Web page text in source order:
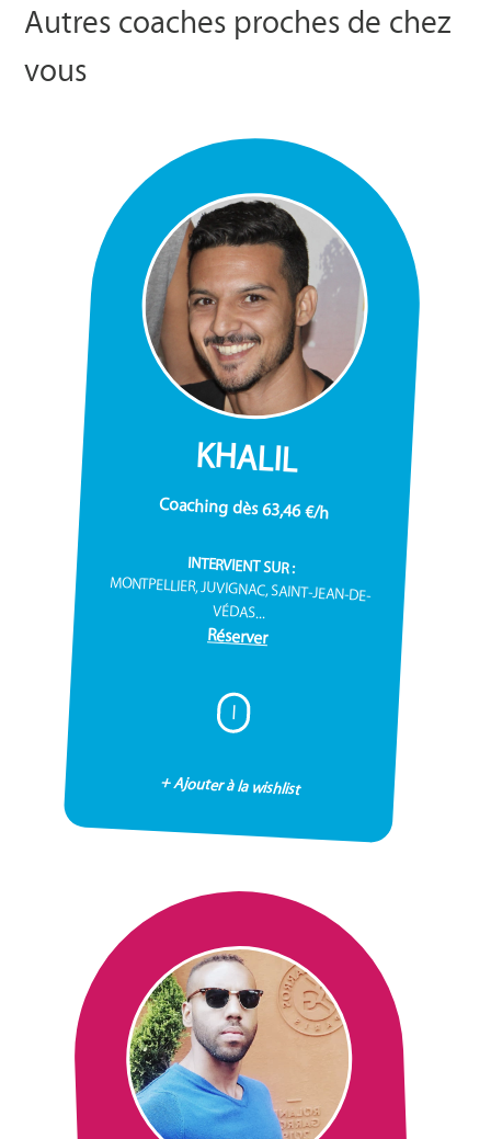
Autres coaches proches de chez
vous
KHALIL
Coaching dès 63,46 €/h
INTERVIENT SUR :
MONTPELLIER, JUVIGNAC, SAINT-JEAN-DE-
VÉDAS...
Réserver
I
+ Ajouter à la wishlist